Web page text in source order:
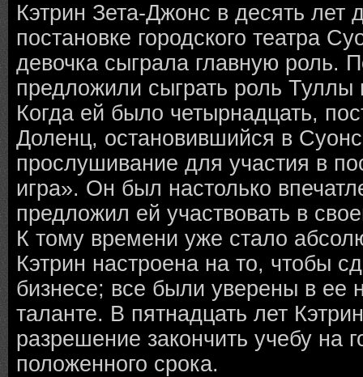
Кэтрин Зета-Джонс в десять лет
постановке городского театра
девочка сыграла главную роль.
предложили сыграть роль
Когда ей было четырнадцать,
Доленц, остановившийся в
прослушивание для участия в
игра». Он был настолько
предложил ей участвовать в
К тому времени уже стало
Кэтрин настроена на то, чтобы
бизнесе; все были уверены в ее
таланте. В пятнадцать лет
разрешение закончить учебу на
положенного срока.